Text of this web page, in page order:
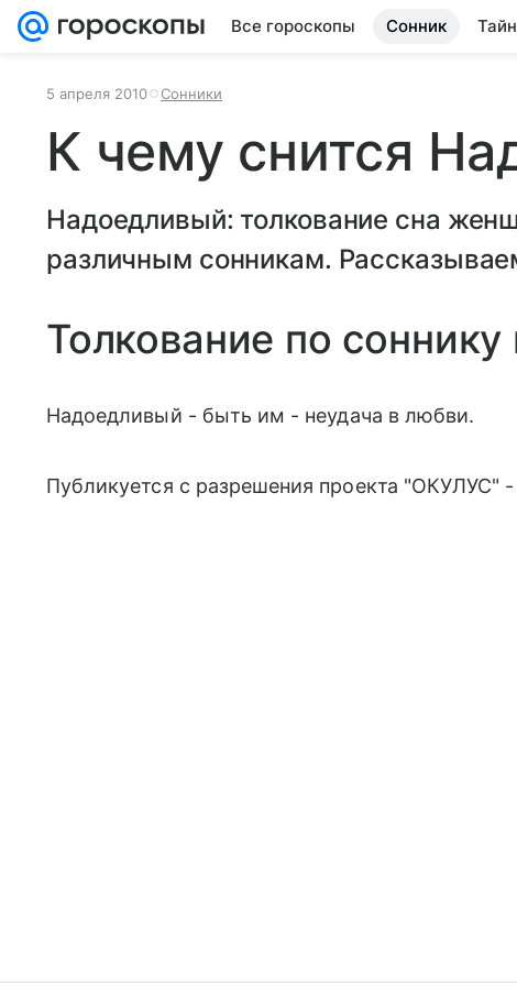
Все гороскопы Сонник
5 апреля 2010 Сонники
К чему снится
Надоедливый: толкование сна
различным сонникам.
Толкование по
Надоедливый - быть им - неудача в любви.
Публикуется с разрешения проекта "ОКУЛУС" -